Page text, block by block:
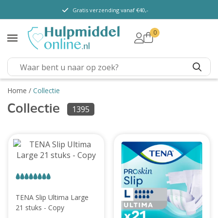
TENA Lady
TENA Men
TENA Pants (m/v)
TENA Flex
TENA Slip
Depend
Dieetvoeding
Verschillende soorten
Kenniscentrum
Gratis verzending vanaf €40,-
0
Home / Collectie
Collectie 1395
TENA Slip Ultima Large
21 stuks - Copy